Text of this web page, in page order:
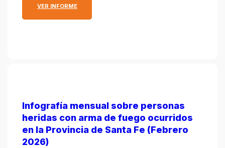
VER INFORME: INFOGRAFÍA MENSUAL SOBRE PERSONAS
Infografía mensual sobre personas
heridas con arma de fuego ocurridos
en la Provincia de Santa Fe (Febrero
2026)